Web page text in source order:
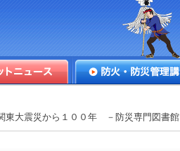
東大震災から１００年 －防災専門図書館